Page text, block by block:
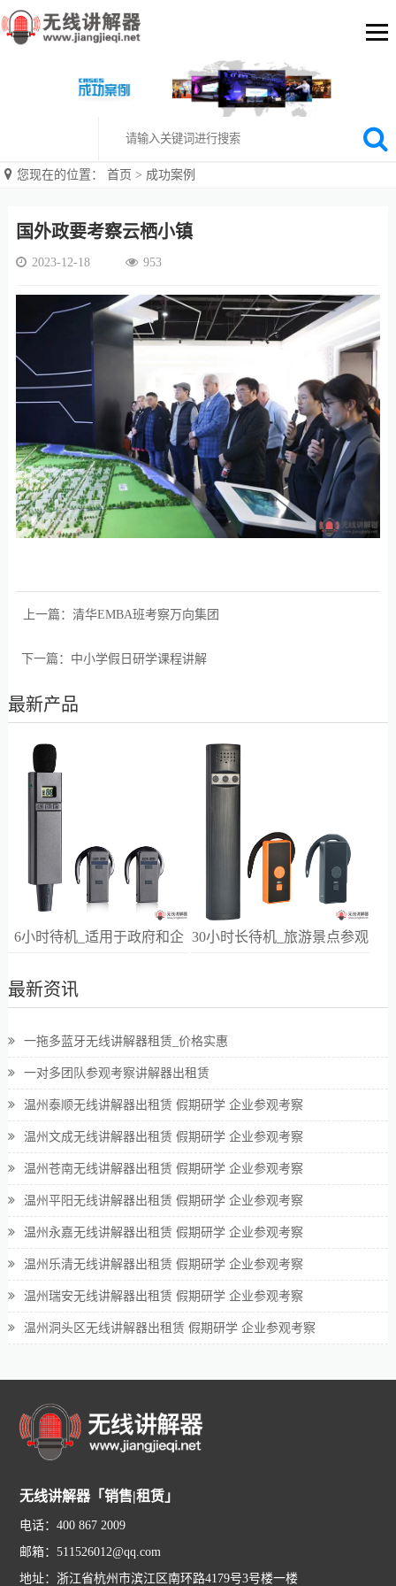
您现在的位置： 首页 > 成功案例
国外政要考察云栖小镇
2023-12-18 953
上一篇： 清华EMBA班考察万向集团
下一篇： 中小学假日研学课程讲解
最新产品
6小时待机_适用于政府和企 30小时长待机_旅游景点参观
最新资讯
一拖多蓝牙无线讲解器租赁_价格实惠
一对多团队参观考察讲解器出租赁
温州泰顺无线讲解器出租赁 假期研学 企业参观考察
温州文成无线讲解器出租赁 假期研学 企业参观考察
温州苍南无线讲解器出租赁 假期研学 企业参观考察
温州平阳无线讲解器出租赁 假期研学 企业参观考察
温州永嘉无线讲解器出租赁 假期研学 企业参观考察
温州乐清无线讲解器出租赁 假期研学 企业参观考察
温州瑞安无线讲解器出租赁 假期研学 企业参观考察
温州洞头区无线讲解器出租赁 假期研学 企业参观考察
无线讲解器「销售|租赁」
电话：400 867 2009
邮箱：511526012@qq.com
地址：浙江省杭州市滨江区南环路4179号3号楼一楼